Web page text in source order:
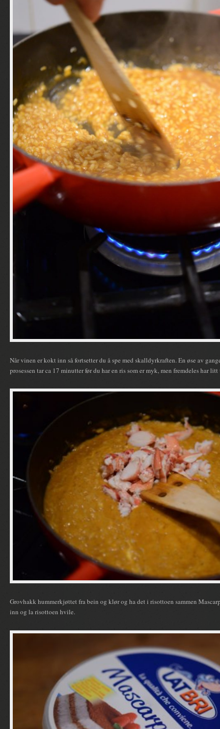
Når vinen er kokt inn så fortsetter du å spe med skalldyrkraften. En øse av
prosessen tar ca 17 minutter før du har en ris som er myk, men fremdeles har
Grovhakk hummerkjøttet fra bein og klør og ha det i risottoen sammen
inn og la risottoen hvile.